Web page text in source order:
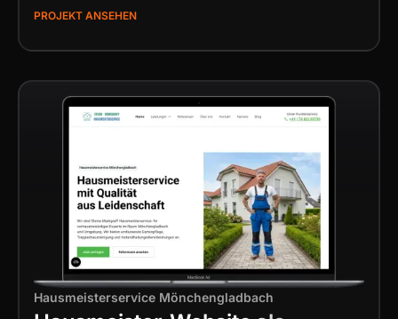
PROJEKT ANSEHEN
Hausmeisterservice Mönchengladbach